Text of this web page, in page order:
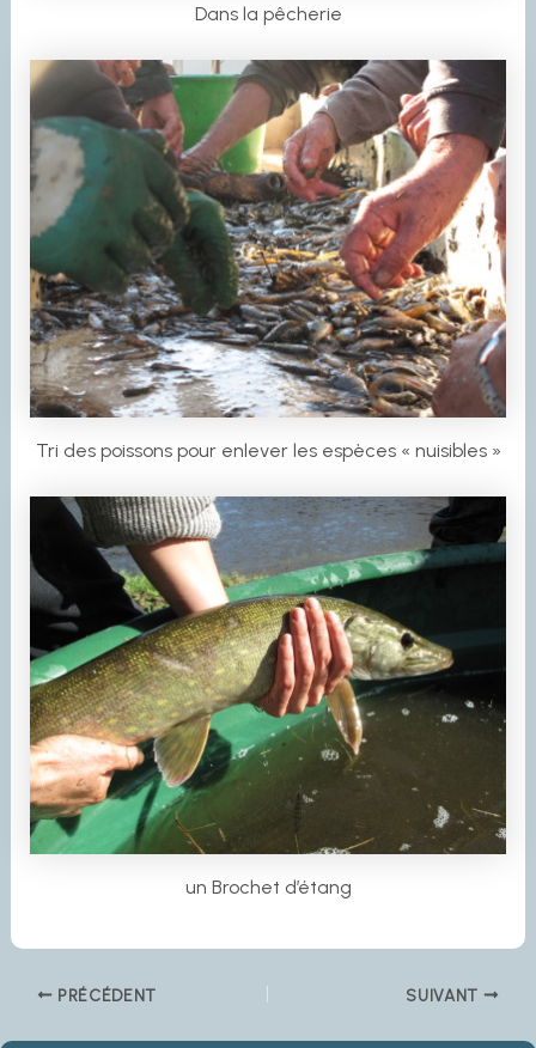
Dans la pêcherie
Tri des poissons pour enlever les espèces « nuisibles »
un Brochet d’étang
PRÉCÉDENT SUIVANT